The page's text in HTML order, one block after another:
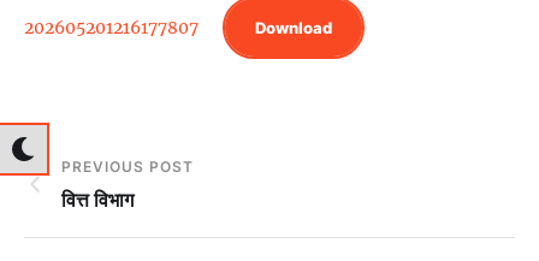
202605201216177807 Download
PREVIOUS POST
वित्त विभाग